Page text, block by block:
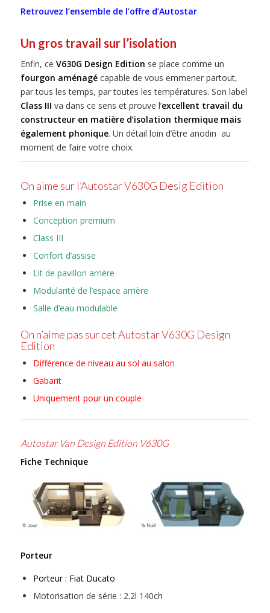
Retrouvez l’ensemble de l’offre d’Autostar
Un gros travail sur l’isolation
Enfin, ce V630G Design Edition se place comme un
fourgon aménagécapable de vous emmener partout,
par tous les temps, par toutes les températures. Son label
Class III va dans ce sens et prouve l’excellent travail du
constructeur en matière d’isolation thermique mais
également phonique. Un détail loin d’être anodin au
moment de faire votre choix.
On aime sur l’Autostar V630G Desig Edition
Prise en main
Conception premium
Class III
Confort d’assise
Lit de pavillon arrière
Modularité de l’espace arrière
Salle d’eau modulable
On n’aime pas sur cet Autostar V630G Design
Edition
Différence de niveau au sol au salon
Gabarit
Uniquement pour un couple
Autostar Van Design Edition V630G
Fiche Technique
Porteur
Porteur : Fiat Ducato
Motorisation de série : 2.2l 140ch